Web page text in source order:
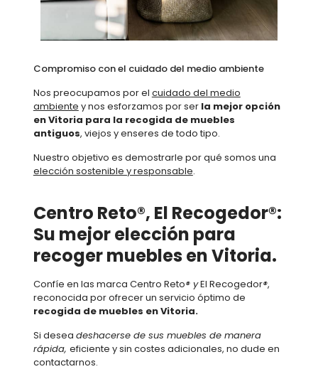
Compromiso con el cuidado del medio ambiente
Nos preocupamos por el cuidado del medio
ambiente y nos esforzamos por serla mejor opción
en Vitoria para la recogida de muebles
antiguos, viejos y enseres de todo tipo.
Nuestro objetivo es demostrarle por qué somos una
elección sostenible y responsable.
Centro Reto®, El Recogedor®:
Su mejor elección para
recoger muebles en Vitoria.
Confíe en las marca Centro Reto® yEl Recogedor®,
reconocida por ofrecer un servicio óptimo de
recogida de muebles en Vitoria.
Si desea deshacerse de sus muebles de manera
rápida, eficiente y sin costes adicionales, no dude en
contactarnos.